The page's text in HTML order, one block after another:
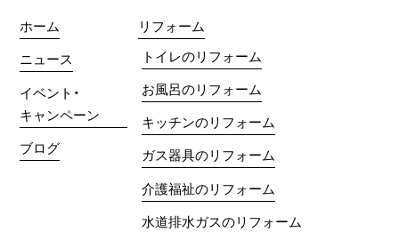
ホーム
ニュース
イベント・
キャンペーン
ブログ
リフォーム
トイレのリフォーム
お風呂のリフォーム
キッチンのリフォーム
ガス器具のリフォーム
介護福祉のリフォーム
水道排水ガスのリフォーム